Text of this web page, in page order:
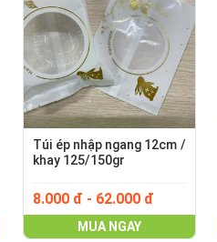
Túi ép nhập ngang 12cm /
khay 125/150gr
8.000 đ - 62.000 đ
MUA NGAY